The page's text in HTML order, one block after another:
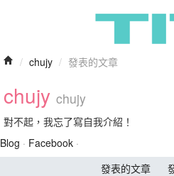
/ chujy / 發表的文章
chujy chujy
對不起，我忘了寫自我介紹！
Blog · Facebook ·
發表的文章